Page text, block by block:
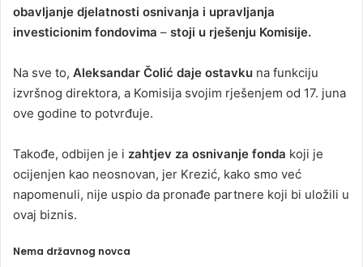
obavljanje djelatnosti osnivanja i upravljanja
investicionim fondovima – stoji u rješenju Komisije.
Na sve to, Aleksandar Čolić daje ostavku na funkciju
izvršnog direktora, a Komisija svojim rješenjem od 17. juna
ove godine to potvrđuje.
Takođe, odbijen je i zahtjev za osnivanje fonda koji je
ocijenjen kao neosnovan, jer Krezić, kako smo već
napomenuli, nije uspio da pronađe partnere koji bi uložili u
ovaj biznis.
Nema državnog novca